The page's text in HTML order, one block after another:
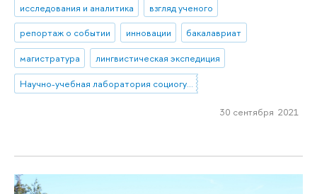
исследования и аналитика
взгляд ученого
репортаж о событии
инновации
бакалавриат
магистратура
лингвистическая экспедиция
Научно-учебная лаборатория социогуманитарных исследований Севера и Арктики
30 сентября 2021